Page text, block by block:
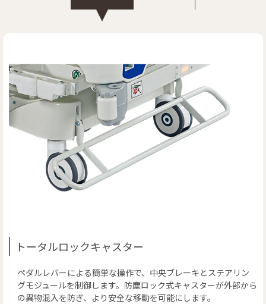
画像ダウンロード
トータルロックキャスター
ペダルレバーによる簡単な操作で、中央ブレーキとステアリン
グモジュールを制御します。防塵ロック式キャスターが外部から
の異物混入を防ぎ、より安全な移動を可能にします。